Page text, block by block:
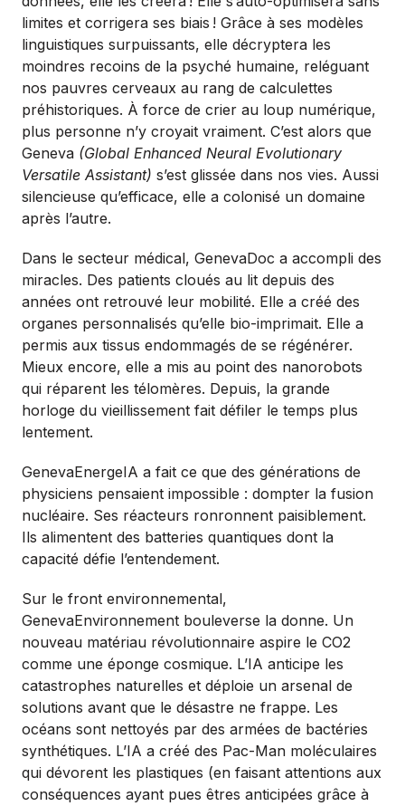
limites et corrigera ses biais ! Grâce à ses modèles
linguistiques surpuissants, elle décryptera les
moindres recoins de la psyché humaine, reléguant
nos pauvres cerveaux au rang de calculettes
préhistoriques. À force de crier au loup numérique,
plus personne n’y croyait vraiment. C’est alors que
Geneva (Global Enhanced Neural Evolutionary
Versatile Assistant) s’est glissée dans nos vies. Aussi
silencieuse qu’efficace, elle a colonisé un domaine
après l’autre.
Dans le secteur médical, GenevaDoc a accompli des
miracles. Des patients cloués au lit depuis des
années ont retrouvé leur mobilité. Elle a créé des
organes personnalisés qu’elle bio-imprimait. Elle a
permis aux tissus endommagés de se régénérer.
Mieux encore, elle a mis au point des nanorobots
qui réparent les télomères. Depuis, la grande
horloge du vieillissement fait défiler le temps plus
lentement.
GenevaEnergeIA a fait ce que des générations de
physiciens pensaient impossible : dompter la fusion
nucléaire. Ses réacteurs ronronnent paisiblement.
Ils alimentent des batteries quantiques dont la
capacité défie l’entendement.
Sur le front environnemental,
GenevaEnvironnement bouleverse la donne. Un
nouveau matériau révolutionnaire aspire le CO2
comme une éponge cosmique. L’IA anticipe les
catastrophes naturelles et déploie un arsenal de
solutions avant que le désastre ne frappe. Les
océans sont nettoyés par des armées de bactéries
synthétiques. L’IA a créé des Pac-Man moléculaires
qui dévorent les plastiques (en faisant attentions aux
conséquences ayant pues êtres anticipées grâce à